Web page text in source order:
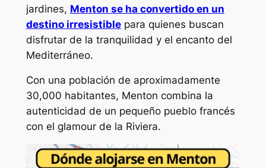
jardines, Menton se ha convertido en un
destino irresistiblepara quienes buscan
disfrutar de la tranquilidad y el encanto del
Mediterráneo.
Con una población de aproximadamente
30,000 habitantes, Menton combina la
autenticidad de un pequeño pueblo francés
con el glamour de la Riviera.